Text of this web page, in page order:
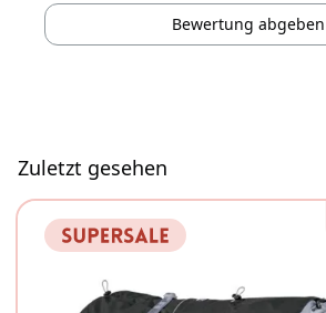
Bewertung abgeben
Zuletzt gesehen